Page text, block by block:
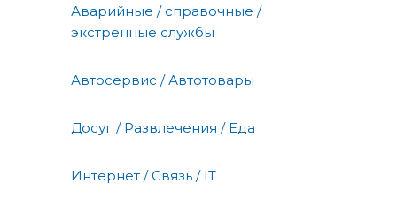
Аварийные / справочные /
экстренные службы
Автосервис / Автотовары
Досуг / Развлечения / Еда
Интернет / Связь / IT